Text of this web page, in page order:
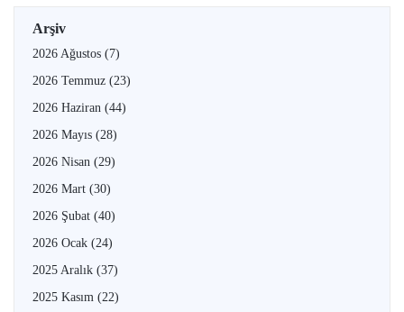
Arşiv
2026 Ağustos (7)
2026 Temmuz (23)
2026 Haziran (44)
2026 Mayıs (28)
2026 Nisan (29)
2026 Mart (30)
2026 Şubat (40)
2026 Ocak (24)
2025 Aralık (37)
2025 Kasım (22)